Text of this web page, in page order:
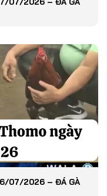
07/2026 – ĐÁ GÀ